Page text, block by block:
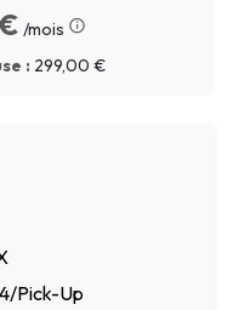
/mois
: 299,00 €
Pick-Up